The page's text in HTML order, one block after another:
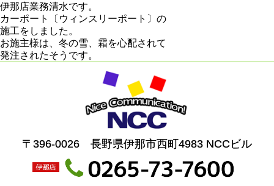
伊那店業務清水です。
カーポート〔ウィンスリーポート〕の
施工をしました。
お施主様は、冬の雪、霜を心配されて
発注されたそうです。
〒396-0026 長野県伊那市西町4983 NCCビル